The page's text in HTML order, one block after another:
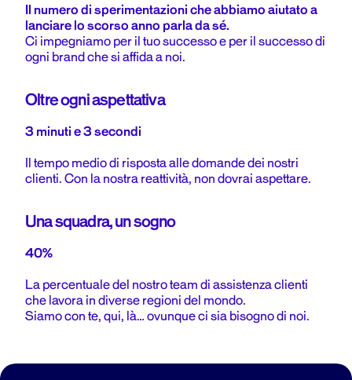
Il numero di sperimentazioni che abbiamo aiutato a
lanciare lo scorso anno parla da sé.
Ci impegniamo per il tuo successo e per il successo di
ogni brand che si affida a noi.
Oltre ogni aspettativa
3 minuti e 3 secondi
Il tempo medio di risposta alle domande dei nostri
clienti. Con la nostra reattività, non dovrai aspettare.
Una squadra, un sogno
40%
La percentuale del nostro team di assistenza clienti
che lavora in diverse regioni del mondo.
Siamo con te, qui, là… ovunque ci sia bisogno di noi.